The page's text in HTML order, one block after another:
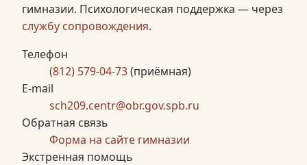
гимназии. Психологическая поддержка — через
службу сопровождения.
Телефон
(812) 579-04-73(приёмная)
E-mail
sch209.centr@obr.gov.spb.ru
Обратная связь
Форма на сайте гимназии
Экстренная помощь